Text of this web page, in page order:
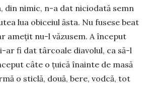
din nimic, n-a dat niciodată semn
lua obiceiul ăsta. Nu fusese beat
amețit nu-l văzusem. A început
i-ar fi dat târcoale diavolul, ca să-l
câte o țuică înainte de masă
o sticlă, două, bere, vodcă, tot